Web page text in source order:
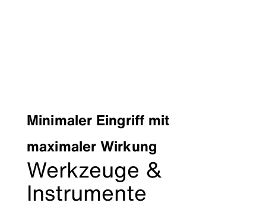
Minimaler Eingriff mit
maximaler Wirkung
Werkzeuge &
Instrumente